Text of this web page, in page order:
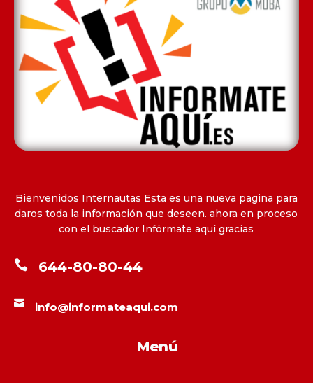
Bienvenidos Internautas Esta es una nueva pagina para
daros toda la información que deseen. ahora en proceso
con el buscador Infórmate aquí gracias
 644-80-80-44
 info@informateaqui.com
Menú